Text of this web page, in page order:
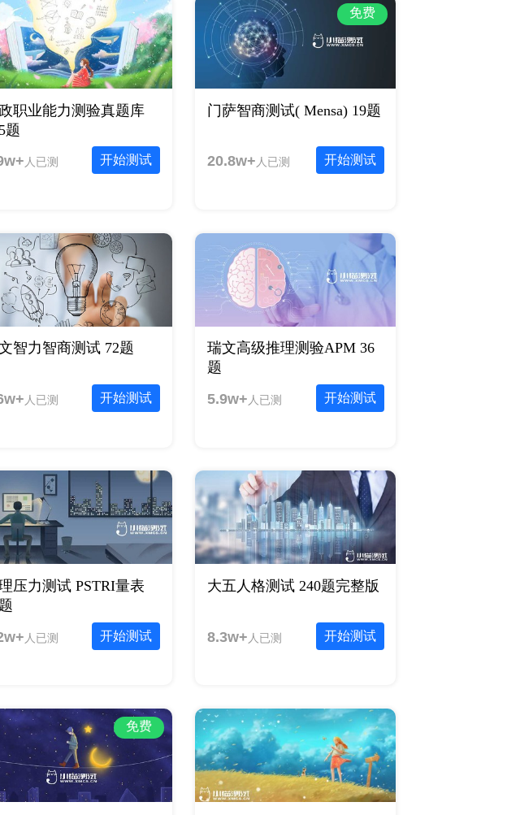
职业能力测验真题库
题
开始测试
人已测
免费
门萨智商测试( Mensa) 19题
开始测试
20.8w+ 人已测
智力智商测试 72题
开始测试
人已测
瑞文高级推理测验APM 36
题
开始测试
5.9w+ 人已测
压力测试 PSTRI量表
开始测试
人已测
大五人格测试 240题完整版
开始测试
8.3w+ 人已测
免费